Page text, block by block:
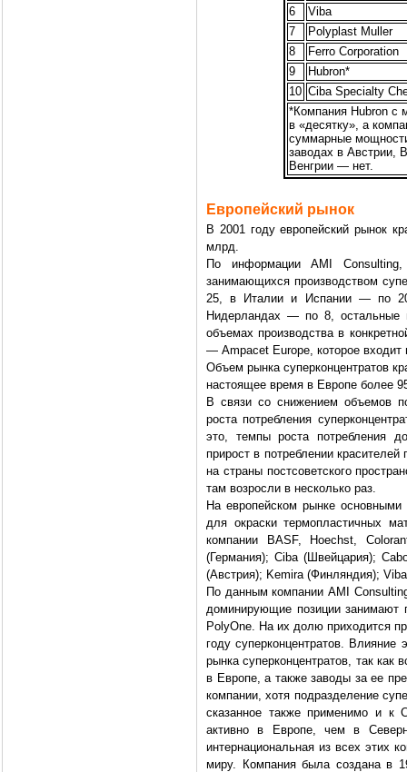
6
Viba
7
Polyplast Muller
8
Ferro Corporation
9
Hubron*
10 Ciba Specialty
*Компания Hubron с
в «десятку», а
суммарные
заводах в Австрии,
Венгрии — нет.
Европейский рынок
В 2001 году европейский рынок
млрд.
По информации AMI
занимающихся производством
25, в Италии и Испании — по
Нидерландах — по 8, остальные
объемах производства в
— Ampacet Europe, которое
Объем рынка суперконцентратов
настоящее время в Европе более
В связи со снижением объемов
роста потребления
это, темпы роста потребления
прирост в потреблении
на страны постсоветского
там возросли в несколько раз.
На европейском рынке
для окраски термопластичных
компании BASF, Hoechst,
(Германия); Ciba (Швейцария);
(Австрия); Kemira (Финляндия);
По данным компании AMI
доминирующие позиции занимают
PolyOne. На их долю приходится
году суперконцентратов.
рынка суперконцентратов, так
в Европе, а также заводы за ее
компании, хотя подразделение
сказанное также применимо и к
активно в Европе, чем в
интернациональная из всех этих
миру. Компания была создана в